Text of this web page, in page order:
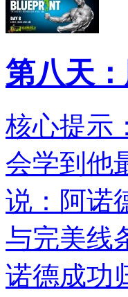
第八天
核心提示
会学到他
说：阿诺
与完美线
诺德成功